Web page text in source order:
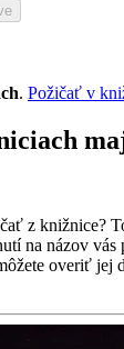
. Požičať v
z knižnice?
na názov vás
overiť jej